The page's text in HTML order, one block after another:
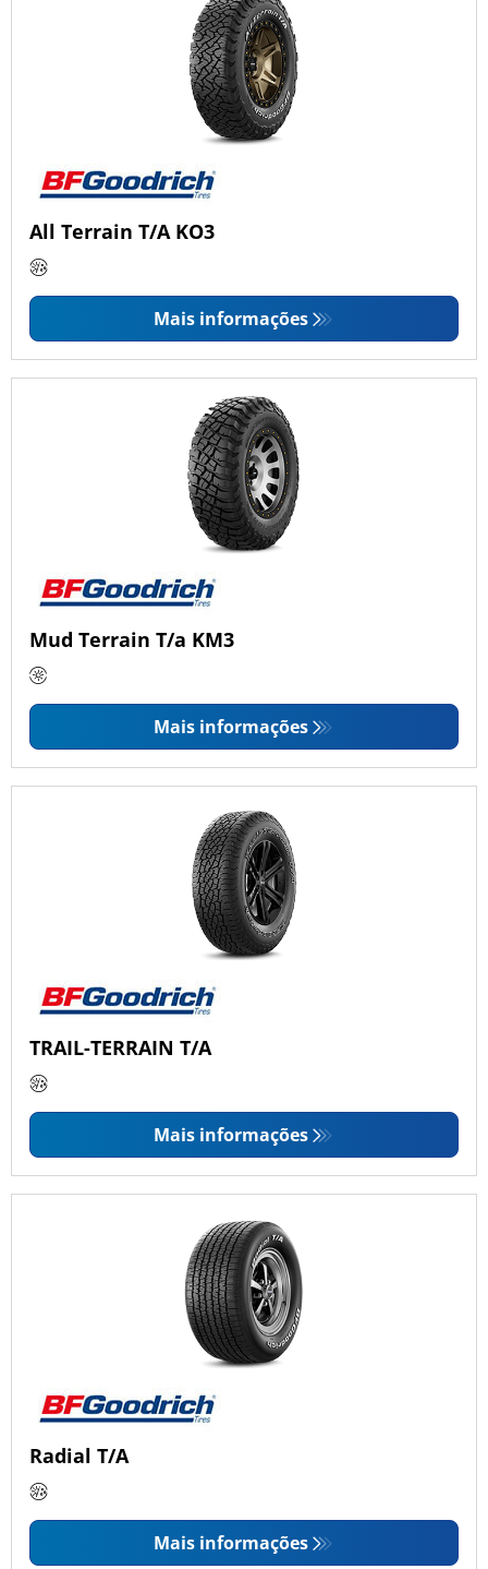
All Terrain T/A KO3
Mais informações
Mud Terrain T/a KM3
Mais informações
TRAIL-TERRAIN T/A
Mais informações
Radial T/A
Mais informações